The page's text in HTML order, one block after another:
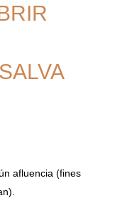
afluencia (fines